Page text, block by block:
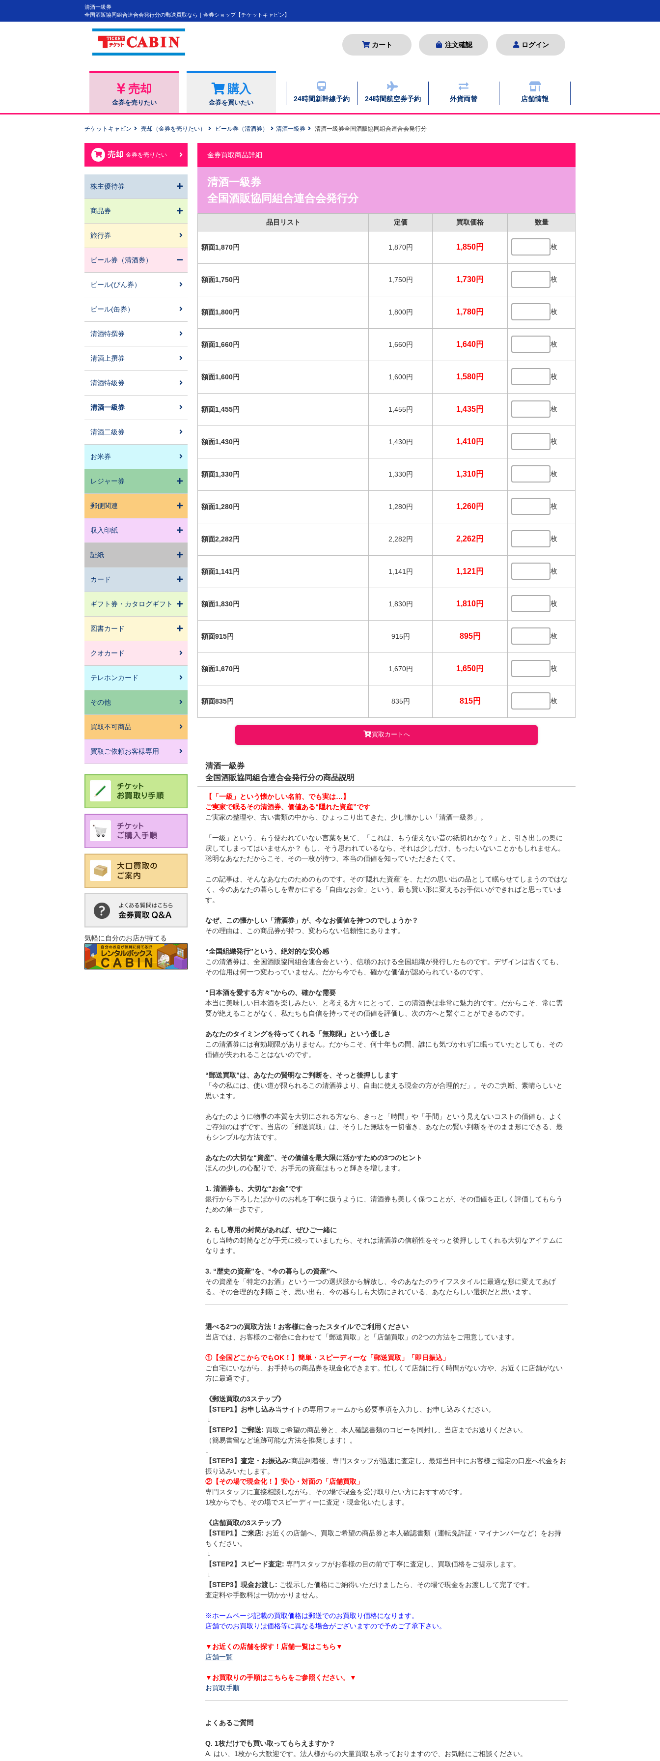
清酒一級券
全国酒販協同組合連合会発行分の郵送買取なら｜金券ショップ【チケットキャビン】
カート 注文確認 ログイン
売却
金券を売りたい
購入
金券を買いたい 24時間新幹線予約 24時間航空券予約 外貨両替 店舗情報
チケットキャビン 売却（金券を売りたい） ビール券（清酒券） 清酒一級券 清酒一級券全国酒販協同組合連合会発行分
金券買取商品詳細
清酒一級券
全国酒販協同組合連合会発行分
品目リスト 定価 買取価格 数量
額面1,870円 1,870円 1,850円 枚
額面1,750円 1,750円 1,730円 枚
額面1,800円 1,800円 1,780円 枚
額面1,660円 1,660円 1,640円 枚
額面1,600円 1,600円 1,580円 枚
額面1,455円 1,455円 1,435円 枚
額面1,430円 1,430円 1,410円 枚
額面1,330円 1,330円 1,310円 枚
額面1,280円 1,280円 1,260円 枚
額面2,282円 2,282円 2,262円 枚
額面1,141円 1,141円 1,121円 枚
額面1,830円 1,830円 1,810円 枚
額面915円 915円 895円 枚
額面1,670円 1,670円 1,650円 枚
額面835円 835円 815円 枚
買取カートへ
清酒一級券
全国酒販協同組合連合会発行分の商品説明
【「一級」という懐かしい名前、でも実は…】
ご実家で眠るその清酒券、価値ある“隠れた資産”です
ご実家の整理や、古い書類の中から、ひょっこり出てきた、少し懐かしい「清酒一級券」。
「一級」という、もう使われていない言葉を見て、「これは、もう使えない昔の紙切れかな？」と、引き出しの奥に
戻してしまってはいませんか？ もし、そう思われているなら、それは少しだけ、もったいないことかもしれません。
聡明なあなただからこそ、その一枚が持つ、本当の価値を知っていただきたくて。
この記事は、そんなあなたのためのものです。その“隠れた資産”を、ただの思い出の品として眠らせてしまうのではな
く、今のあなたの暮らしを豊かにする「自由なお金」という、最も賢い形に変えるお手伝いができればと思っていま
す。
なぜ、この懐かしい「清酒券」が、今なお価値を持つのでしょうか？
その理由は、この商品券が持つ、変わらない信頼性にあります。
“全国組織発行”という、絶対的な安心感
この清酒券は、全国酒販協同組合連合会という、信頼のおける全国組織が発行したものです。デザインは古くても、
その信用は何一つ変わっていません。だから今でも、確かな価値が認められているのです。
“日本酒を愛する方々”からの、確かな需要
本当に美味しい日本酒を楽しみたい、と考える方々にとって、この清酒券は非常に魅力的です。だからこそ、常に需
要が絶えることがなく、私たちも自信を持ってその価値を評価し、次の方へと繋ぐことができるのです。
あなたのタイミングを待ってくれる「無期限」という優しさ
この清酒券には有効期限がありません。だからこそ、何十年もの間、誰にも気づかれずに眠っていたとしても、その
価値が失われることはないのです。
“郵送買取”は、あなたの賢明なご判断を、そっと後押しします
「今の私には、使い道が限られるこの清酒券より、自由に使える現金の方が合理的だ」。そのご判断、素晴らしいと
思います。
あなたのように物事の本質を大切にされる方なら、きっと「時間」や「手間」という見えないコストの価値も、よく
ご存知のはずです。当店の「郵送買取」は、そうした無駄を一切省き、あなたの賢い判断をそのまま形にできる、最
もシンプルな方法です。
あなたの大切な“資産”、その価値を最大限に活かすための3つのヒント
ほんの少しの心配りで、お手元の資産はもっと輝きを増します。
1. 清酒券も、大切な“お金”です
銀行から下ろしたばかりのお札を丁寧に扱うように、清酒券も美しく保つことが、その価値を正しく評価してもらう
ための第一歩です。
2. もし専用の封筒があれば、ぜひご一緒に
もし当時の封筒などが手元に残っていましたら、それは清酒券の信頼性をそっと後押ししてくれる大切なアイテムに
なります。
3. “歴史の資産”を、“今の暮らしの資産”へ
その資産を「特定のお酒」という一つの選択肢から解放し、今のあなたのライフスタイルに最適な形に変えてあげ
る。その合理的な判断こそ、思い出も、今の暮らしも大切にされている、あなたらしい選択だと思います。
選べる2つの買取方法！お客様に合ったスタイルでご利用ください
当店では、お客様のご都合に合わせて「郵送買取」と「店舗買取」の2つの方法をご用意しています。
①【全国どこからでもOK！】簡単・スピーディーな「郵送買取」「即日振込」
ご自宅にいながら、お手持ちの商品券を現金化できます。忙しくて店舗に行く時間がない方や、お近くに店舗がない
方に最適です。
《郵送買取の3ステップ》
【STEP1】お申し込み当サイトの専用フォームから必要事項を入力し、お申し込みください。
↓
【STEP2】ご郵送: 買取ご希望の商品券と、本人確認書類のコピーを同封し、当店までお送りください。
（簡易書留など追跡可能な方法を推奨します）。
↓
【STEP3】査定・お振込み:商品到着後、専門スタッフが迅速に査定し、最短当日中にお客様ご指定の口座へ代金をお
振り込みいたします。
②【その場で現金化！】安心・対面の「店舗買取」
専門スタッフに直接相談しながら、その場で現金を受け取りたい方におすすめです。
1枚からでも、その場でスピーディーに査定・現金化いたします。
《店舗買取の3ステップ》
【STEP1】 ご来店: お近くの店舗へ、買取ご希望の商品券と本人確認書類（運転免許証・マイナンバーなど）をお持
ちください。
↓
【STEP2】スピード査定: 専門スタッフがお客様の目の前で丁寧に査定し、買取価格をご提示します。
↓
【STEP3】現金お渡し: ご提示した価格にご納得いただけましたら、その場で現金をお渡しして完了です。
査定料や手数料は一切かかりません。
※ホームページ記載の買取価格は郵送でのお買取り価格になります。
店舗でのお買取りは価格等に異なる場合がございますので予めご了承下さい。
▼お近くの店舗を探す！店舗一覧はこちら▼
店舗一覧
▼お買取りの手順はこちらをご参照ください。▼
お買取手順
よくあるご質問
Q. 1枚だけでも買い取ってもらえますか？
A. はい、1枚から大歓迎です。法人様からの大量買取も承っておりますので、お気軽にご相談ください。
売却 金券を売りたい
株主優待券
商品券
旅行券
ビール券（清酒券）
ビール(びん券）
ビール(缶券）
清酒特撰券
清酒上撰券
清酒特級券
清酒一級券
清酒二級券
お米券
レジャー券
郵便関連
収入印紙
証紙
カード
ギフト券・カタログギフト
図書カード
クオカード
テレホンカード
その他
買取不可商品
買取ご依頼お客様専用
気軽に自分のお店が持てる